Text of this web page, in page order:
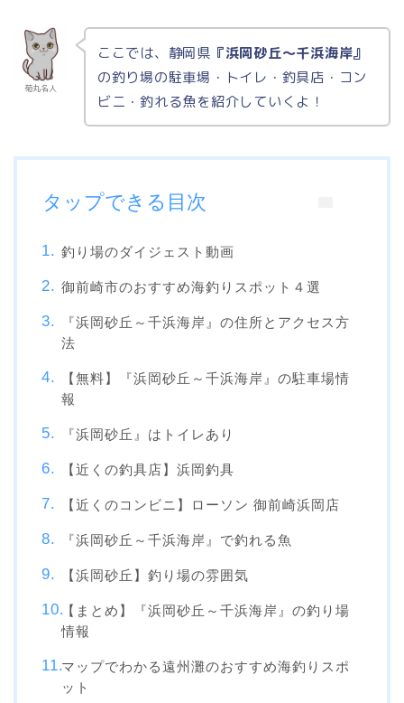
菊丸名人
ここでは、静岡県 『浜岡砂丘～千浜海岸』
の釣り場の駐車場・トイレ・釣具店・コン
ビニ・釣れる魚を紹介していくよ！
タップできる目次
釣り場のダイジェスト動画
御前崎市のおすすめ海釣りスポット４選
『浜岡砂丘～千浜海岸』の住所とアクセス方
法
【無料】『浜岡砂丘～千浜海岸』の駐車場情
報
『浜岡砂丘』はトイレあり
【近くの釣具店】浜岡釣具
【近くのコンビニ】ローソン 御前崎浜岡店
『浜岡砂丘～千浜海岸』で釣れる魚
【浜岡砂丘】釣り場の雰囲気
【まとめ】『浜岡砂丘～千浜海岸』の釣り場
情報
マップでわかる遠州灘のおすすめ海釣りスポ
ット